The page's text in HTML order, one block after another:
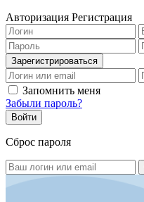
Авторизация Регистрация
Запомнить меня
Забыли пароль?
Сброс пароля